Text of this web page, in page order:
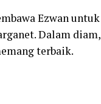
Ezwan untuk
Dalam diam,
terbaik.